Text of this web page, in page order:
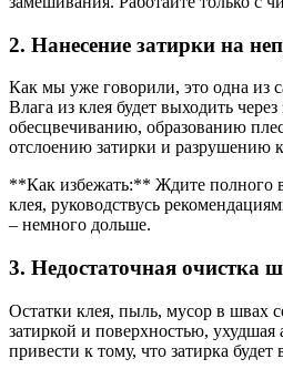
2. Нанесение затирки на
Как мы уже говорили, это одна из
Влага из клея будет выходить
обесцвечиванию, образованию
отслоению затирки и разрушению
**Как избежать:** Ждите полного
клея, руководствусь
– немного дольше.
3. Недостаточная очистка
Остатки клея, пыль, мусор в швах
затиркой и поверхностью,
привести к тому, что затирка